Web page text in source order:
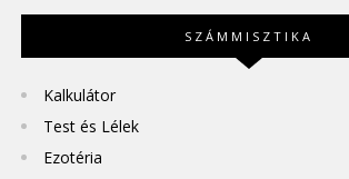
SZÁMMISZTIKA
Kalkulátor
Test és Lélek
Ezotéria